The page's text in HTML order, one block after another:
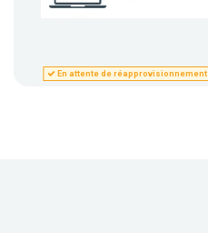
En attente de réapprovisionnement